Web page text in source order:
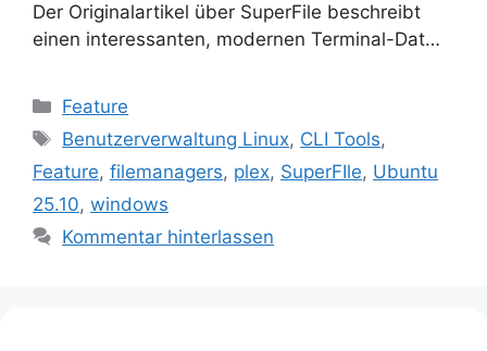
Der Originalartikel über SuperFile beschreibt
einen interessanten, modernen Terminal-Dat…
Kategorien
Feature
Schlagwörter
Benutzerverwaltung Linux, CLI Tools,
Feature, filemanagers, plex, SuperFIle, Ubuntu
25.10, windows
Kommentar hinterlassen